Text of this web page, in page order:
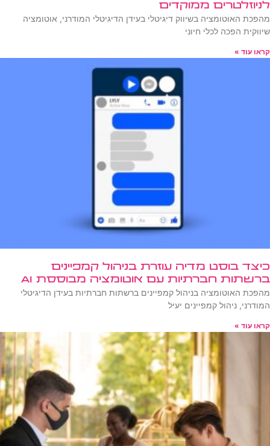
לניוזלטרים ממוקדים
מהפכת האוטומציה בשיווק דיגיטלי בעידן הדיגיטלי המודרני, אוטומציה
שיווקית הפכה לכלי חיוני
קראו עוד »
כיצד בוסט מדיה עוזרת בניהול קמפיינים
ברשתות חברתיות עם אוטומציה מבוססת AI
מהפכת האוטומציה בניהול קמפיינים ברשתות חברתיות בעידן הדיגיטלי
המודרני, ניהול קמפיינים יעיל
קראו עוד »